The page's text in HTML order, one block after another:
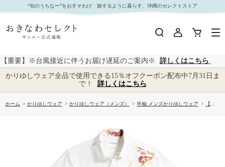
【送料無料】トゥインクルスイム かりゆしウェア GEM18013S｜おきなわセレクト サンエー公
式通販
“旬のうちなー”をおすそわけ 旅するように暮らす、沖縄のセレクトストア
【重要】※台風接近に伴うお届け遅延のご案内※
詳しくはこちら
かりゆしウェア全品で使用できる15％オフクーポン配布中7月31日ま
で！
詳しくはこちら
ホーム > かりゆしウェア > かりゆしウェア（メンズ） > 半袖 メンズかりゆしウェア > 【送料無料】トゥインクルスイム かりゆしウェア GEM18013S